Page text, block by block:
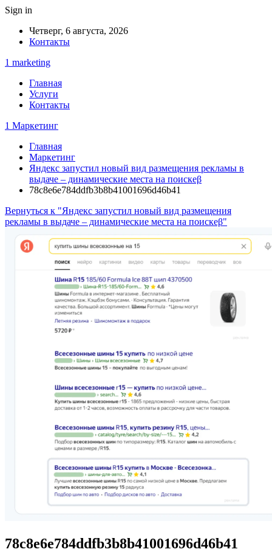
Sign in
Четверг, 6 августа, 2026
Контакты
1 marketing
Главная
Услуги
Контакты
1 Маркетинг
Главная
Маркетинг
Яндекс запустил новый вид размещения рекламы в
выдаче – динамические места на поискеβ
78c8e6e784ddfb3b8b41001696d46b41
Вернуться к "Яндекс запустил новый вид размещения
рекламы в выдаче – динамические места на поискеβ"
78c8e6e784ddfb3b8b41001696d46b41